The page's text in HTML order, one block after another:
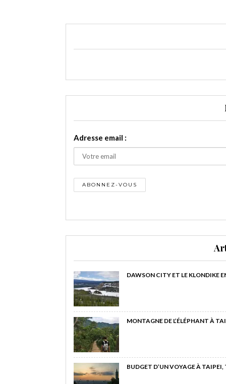
Adresse email :
DAWSON CITY ET LE KLONDIKE
MONTAGNE DE L’ÉLÉPHANT À
BUDGET D’UN VOYAGE À